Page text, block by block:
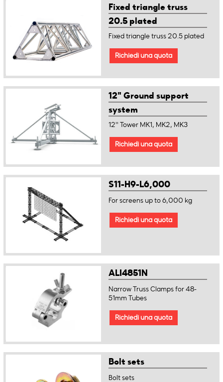
Fixed triangle truss
20.5 plated
Fixed triangle truss 20.5 plated
Richiedi una quota
12" Ground support
system
12'' Tower MK1, MK2, MK3
Richiedi una quota
S11-H9-L6,000
For screens up to 6,000 kg
Richiedi una quota
ALI4851N
Narrow Truss Clamps for 48-
51mm Tubes
Richiedi una quota
Bolt sets
Bolt sets